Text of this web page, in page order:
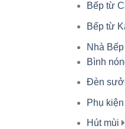
Bếp từ
Bếp từ
Nhà
Bình
Đèn
Phụ kiện
Hút mùi